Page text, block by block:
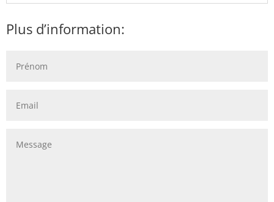
Plus d’information: